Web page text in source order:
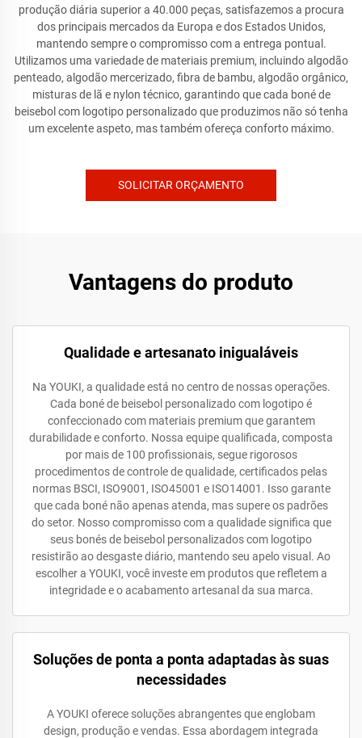
produção diária superior a 40.000 peças, satisfazemos a procura
dos principais mercados da Europa e dos Estados Unidos,
mantendo sempre o compromisso com a entrega pontual.
Utilizamos uma variedade de materiais premium, incluindo algodão
penteado, algodão mercerizado, fibra de bambu, algodão orgânico,
misturas de lã e nylon técnico, garantindo que cada boné de
beisebol com logotipo personalizado que produzimos não só tenha
um excelente aspeto, mas também ofereça conforto máximo.
SOLICITAR ORÇAMENTO
Vantagens do produto
Qualidade e artesanato inigualáveis
Na YOUKI, a qualidade está no centro de nossas operações.
Cada boné de beisebol personalizado com logotipo é
confeccionado com materiais premium que garantem
durabilidade e conforto. Nossa equipe qualificada, composta
por mais de 100 profissionais, segue rigorosos
procedimentos de controle de qualidade, certificados pelas
normas BSCI, ISO9001, ISO45001 e ISO14001. Isso garante
que cada boné não apenas atenda, mas supere os padrões
do setor. Nosso compromisso com a qualidade significa que
seus bonés de beisebol personalizados com logotipo
resistirão ao desgaste diário, mantendo seu apelo visual. Ao
escolher a YOUKI, você investe em produtos que refletem a
integridade e o acabamento artesanal da sua marca.
Soluções de ponta a ponta adaptadas às suas
necessidades
A YOUKI oferece soluções abrangentes que englobam
design, produção e vendas. Essa abordagem integrada